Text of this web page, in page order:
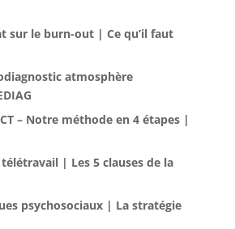
sur le burn-out | Ce qu’il faut
atmosphère
– Notre méthode en 4 étapes |
| Les 5 clauses de la
psychosociaux | La stratégie